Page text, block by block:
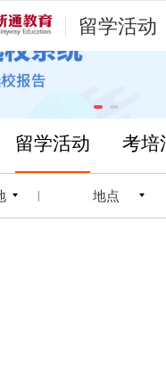
留学活动
留学活动 考培
地点